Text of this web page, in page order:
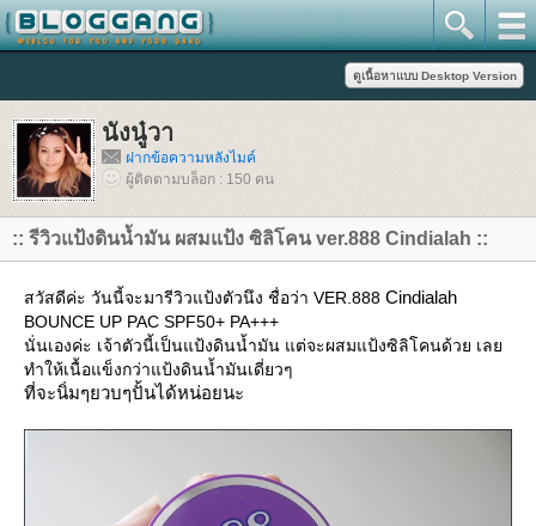
นังนู๋วา
ฝากข้อความหลังไมค์
ผู้ติดตามบล็อก : 150 คน
:: รีวิวแป้งดินน้ำมัน ผสมแป้ง ซิลิโคน ver.888 Cindialah ::
สวัสดีค่ะ วันนี้จะมารีวิวแป้งตัวนึง ชื่อว่า VER.888 Cindialah
BOUNCE UP PAC SPF50+ PA+++
นั่นเองค่ะ เจ้าตัวนี้เป็นแป้งดินน้ำมัน แต่จะผสมแป้งซิลิโคนด้วย เล
ทำให้เนื้อแข็งกว่าแป้งดินน้ำมันเดี่ยวๆ
ที่จะนิ่มๆยวบๆปั้นได้หน่อยนะ